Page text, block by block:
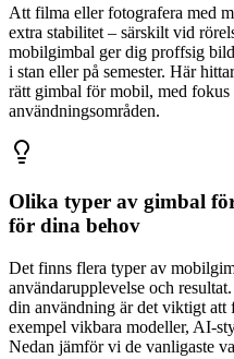
Att filma eller fotografera med
extra stabilitet – särskilt vid
mobilgimbal ger dig proffsig
i stan eller på semester. Här
rätt gimbal för mobil, med
användningsområden.
Olika typer av gimbal
för dina behov
Det finns flera typer av
användarupplevelse och
din användning är det viktigt att
exempel vikbara modeller, AI-
Nedan jämför vi de vanligaste